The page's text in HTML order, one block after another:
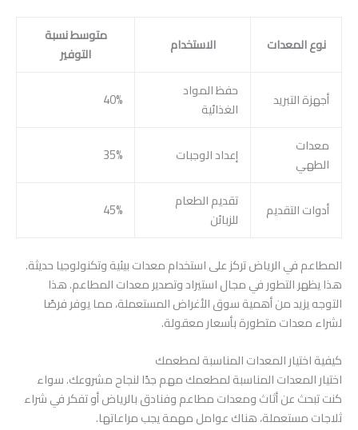
نوع المعدات الاستخدام
متوسط نسبة
التوفير
أجهزة التبريد
حفظ المواد
الغذائية
40%
معدات
الطهي
إعداد الوجبات 35%
أدوات التقديم
تقديم الطعام
للزبائن
45%
المطاعم في الرياض تركز على استخدام معدات بيئية وتكنولوجيا حديثة.
هذا يظهر التطور في مجال استيراد وتصدير معدات المطاعم. هذا
التوجه يزيد من أهمية سوق الأغراض المستعملة، مما يوفر فرصًا
لشراء معدات متطورة بأسعار معقولة.
كيفية اختيار المعدات المناسبة لمطعمك
اختيار المعدات المناسبة لمطعمك مهم جدًا لنجاح مشروعك. سواء
كنت تبحث عن أثاث ومعدات مطاعم وفنادق بالرياض أو تفكر في شراء
ثلاجات مستعملة، هناك عوامل مهمة يجب مراعاتها.